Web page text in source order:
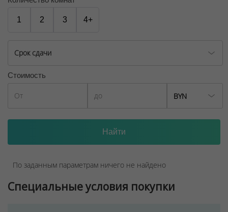
1 2 3 4+
Срок сдачи
Стоимость
BYN
По заданным параметрам ничего не найдено
Специальные условия покупки